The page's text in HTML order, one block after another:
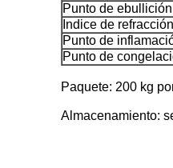
Punto de ebullición
Indice de
Punto de
Punto de
Paquete: 200 kg
Almacenamiento: